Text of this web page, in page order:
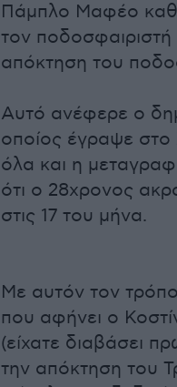
Πάμπλο Μαφέο
τον
απόκτηση του
Αυτό ανέφερε ο
οποίος έγραψε στο
όλα και η
ότι ο 28χρονος
στις 17 του μήνα.
Με αυτόν τον
που αφήνει ο
(είχατε διαβάσει
την απόκτηση του